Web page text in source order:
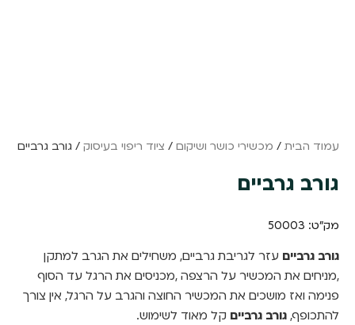
עמוד הבית / מכשירי כושר ושיקום / ציוד ריפוי בעיסוק / גורב גרביים
גורב גרביים
מק"ט: 50003
גורב גרביים עזר לגריבת גרביים, משחילים את הגרב למתקן
,מניחים את המכשיר על הרצפה ,מכניסים את הרגל עד הסוף
פנימה ואז מושכים את המכשיר החוצה והגרב על הרגל, אין צורך
להתכופף, גורב גרביים קל מאוד לשימוש.